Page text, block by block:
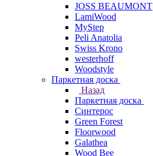
JOSS BEAUMONT
LamiWood
MyStep
Peli Anatolia
Swiss Krono
westerhoff
Woodstyle
Паркетная доска
Назад
Паркетная доска
Синтерос
Green Forest
Floorwood
Galathea
Wood Bee